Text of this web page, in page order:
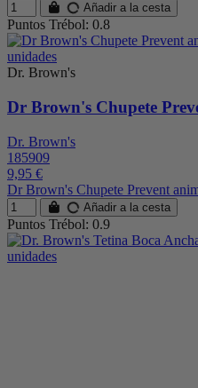
Añadir a la cesta
Puntos Trébol: 0.8
Dr. Brown's
Dr Brown's Chupete
Dr. Brown's
185909
9,95 €
Dr Brown's Chupete Prevent
Añadir a la cesta
Puntos Trébol: 0.9